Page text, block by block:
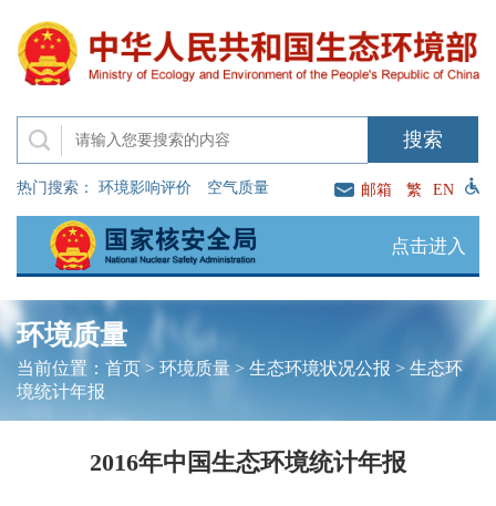
热门搜索： 环境影响评价 空气质量 邮箱 繁 EN
点击进入
环境质量
当前位置： 首页> 环境质量> 生态环境状况公报 > 生态环
境统计年报
2016年中国生态环境统计年报